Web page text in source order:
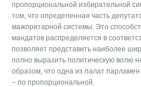
пропорциональной избирательной
том, что определенная часть
мажоритарной системы. Это
мандатов распределяется в
позволяет представить наиболее
полно выразить политическую волю
образом, что одна из палат
– по пропорциональной.